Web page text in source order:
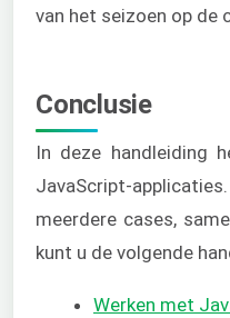
van het seizoen op de
Conclusie
In deze handleiding
JavaScript-
meerdere cases,
kunt u de volgende
Werken met